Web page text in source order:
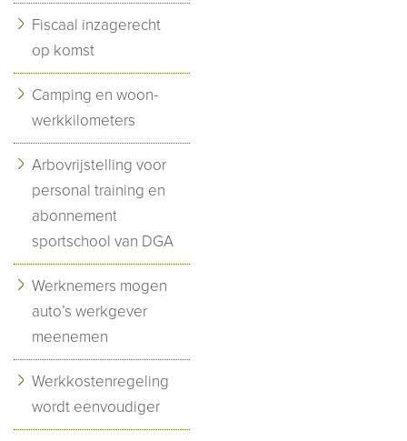
Fiscaal inzagerecht
op komst
Camping en woon-
werkkilometers
Arbovrijstelling voor
personal training en
abonnement
sportschool van DGA
Werknemers mogen
auto’s werkgever
meenemen
Werkkostenregeling
wordt eenvoudiger